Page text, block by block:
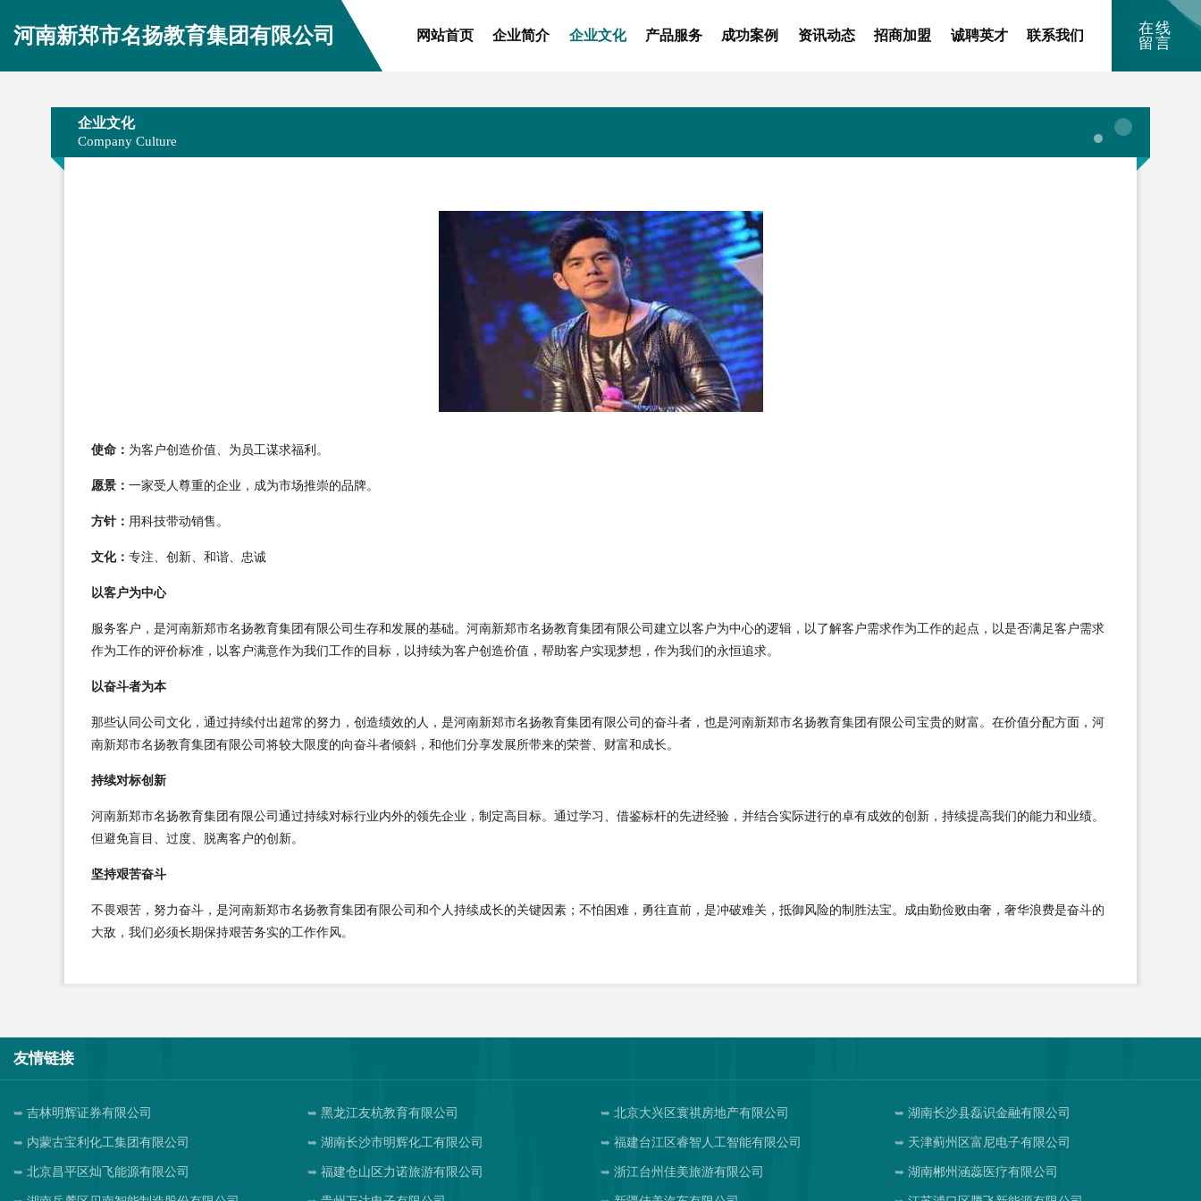
河南新郑市名扬教育集团有限公司 网站首页 企业简介 企业文化 产品服务 成功案例 资讯动态 招商加盟 诚聘英才 联系我们
在线
留言
企业文化
Company Culture
使命： 为客户创造价值、为员工谋求福利。
愿景： 一家受人尊重的企业，成为市场推崇的品牌。
方针： 用科技带动销售。
文化： 专注、创新、和谐、忠诚
以客户为中心
服务客户，是河南新郑市名扬教育集团有限公司生存和发展的基础。河南新郑市名扬教育集团有限公司建立以客户为中心的逻辑，以了解客户需求作为工作的起点，以是否满足客户需求
作为工作的评价标准，以客户满意作为我们工作的目标，以持续为客户创造价值，帮助客户实现梦想，作为我们的永恒追求。
以奋斗者为本
那些认同公司文化，通过持续付出超常的努力，创造绩效的人，是河南新郑市名扬教育集团有限公司的奋斗者，也是河南新郑市名扬教育集团有限公司宝贵的财富。在价值分配方面，河
南新郑市名扬教育集团有限公司将较大限度的向奋斗者倾斜，和他们分享发展所带来的荣誉、财富和成长。
持续对标创新
河南新郑市名扬教育集团有限公司通过持续对标行业内外的领先企业，制定高目标。通过学习、借鉴标杆的先进经验，并结合实际进行的卓有成效的创新，持续提高我们的能力和业绩。
但避免盲目、过度、脱离客户的创新。
坚持艰苦奋斗
不畏艰苦，努力奋斗，是河南新郑市名扬教育集团有限公司和个人持续成长的关键因素；不怕困难，勇往直前，是冲破难关，抵御风险的制胜法宝。成由勤俭败由奢，奢华浪费是奋斗的
大敌，我们必须长期保持艰苦务实的工作作风。
友情链接
吉林明辉证券有限公司 黑龙江友杭教育有限公司 北京大兴区寰祺房地产有限公司 湖南长沙县磊识金融有限公司
内蒙古宝利化工集团有限公司 湖南长沙市明辉化工有限公司 福建台江区睿智人工智能有限公司 天津蓟州区富尼电子有限公司
北京昌平区灿飞能源有限公司 福建仓山区力诺旅游有限公司 浙江台州佳美旅游有限公司 湖南郴州涵蕊医疗有限公司